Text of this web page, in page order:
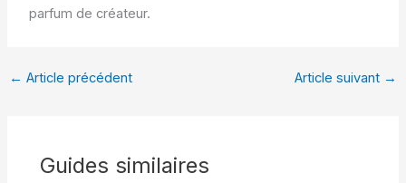
parfum de créateur.
← Article précédent Article suivant →
Guides similaires